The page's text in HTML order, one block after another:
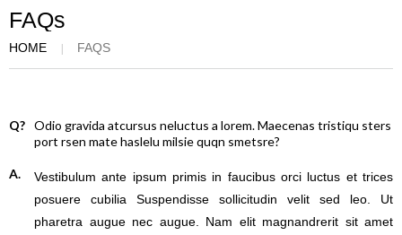
FAQs
HOME FAQS
Q? Odio gravida atcursus neluctus a lorem. Maecenas tristiqu sters
port rsen mate haslelu milsie quqn smetsre?
A.
Vestibulum ante ipsum primis in faucibus orci luctus et trices
posuere cubilia Suspendisse sollicitudin velit sed leo. Ut
pharetra augue nec augue. Nam elit magnandrerit sit amet